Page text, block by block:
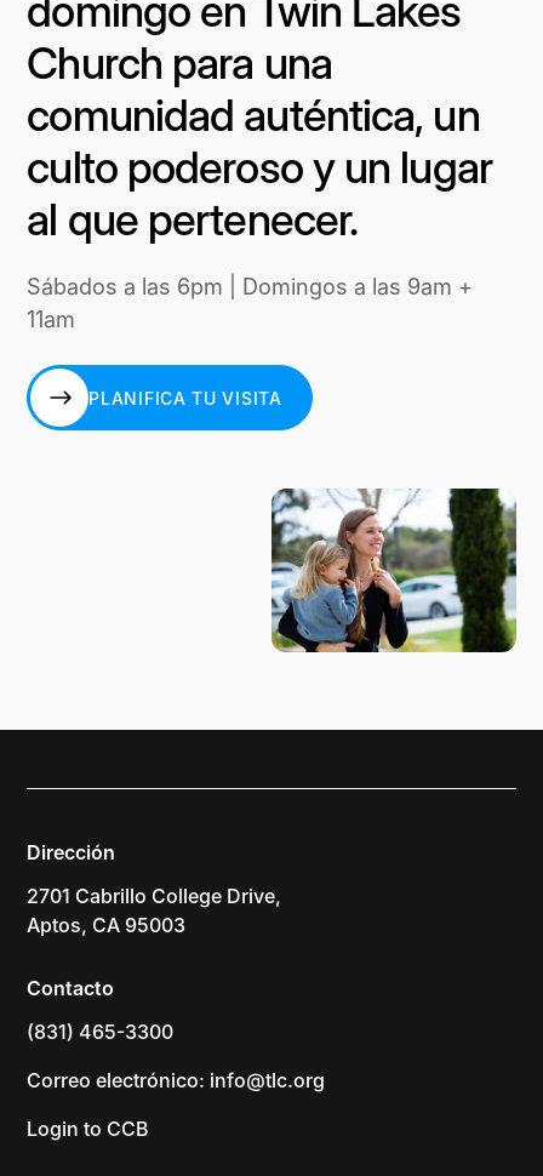
domingo en Twin Lakes
Church para una
comunidad auténtica, un
culto poderoso y un lugar
al que pertenecer.
Sábados a las 6pm | Domingos a las 9am +
11am
PLANIFICA TU VISITA
Dirección
2701 Cabrillo College Drive,
Aptos, CA 95003
Contacto
(831) 465-3300
Correo electrónico: info@tlc.org
Login to CCB